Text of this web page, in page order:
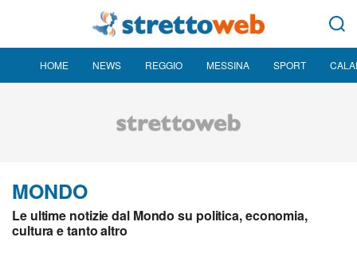
HOME NEWS REGGIO MESSINA SPORT
MONDO
Le ultime notizie dal Mondo su politica, economia,
cultura e tanto altro